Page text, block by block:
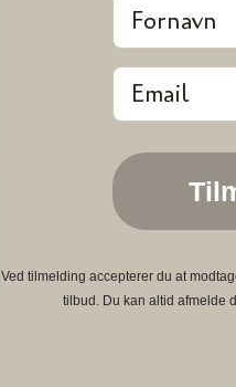
Fornavn
Email
Ved tilmelding accepterer du at
tilbud. Du kan altid afmelde